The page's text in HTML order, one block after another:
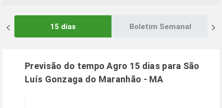
15 dias Boletim Semanal
Previsão do tempo Agro 15 dias para São
Luís Gonzaga do Maranhão - MA